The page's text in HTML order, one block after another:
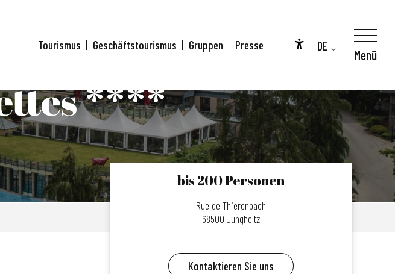
Accessibilité
DE
Tourismus Geschäftstourismus Gruppen Presse
Menü
****
bis 200 Personen
Rue de Thierenbach
68500 Jungholtz
Kontaktieren Sie uns